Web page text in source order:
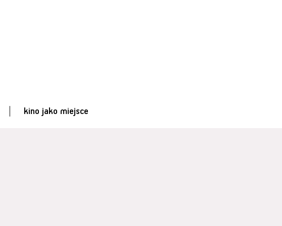
kino jako miejsce